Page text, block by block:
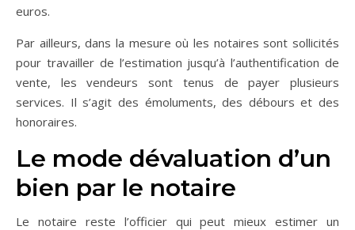
euros.
Par ailleurs, dans la mesure où les notaires sont sollicités
pour travailler de l’estimation jusqu’à l’authentification de
vente, les vendeurs sont tenus de payer plusieurs
services. Il s’agit des émoluments, des débours et des
honoraires.
Le mode dévaluation d’un
bien par le notaire
Le notaire reste l’officier qui peut mieux estimer un